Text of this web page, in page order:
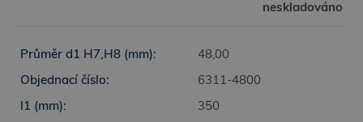
neskladováno
48,00
6311-4800
350